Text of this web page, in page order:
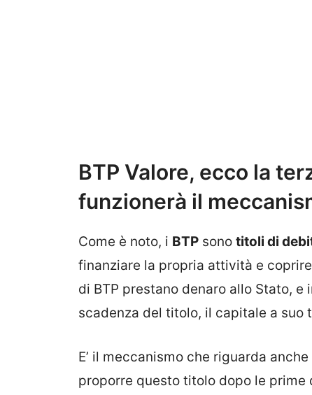
BTP Valore, ecco la
funzionerà il
Come è noto, i BTP sono titoli di
finanziare la propria attività e
di BTP prestano denaro allo Stato,
scadenza del titolo, il capitale a suo
E’ il meccanismo che riguarda anche
proporre questo titolo dopo le prime